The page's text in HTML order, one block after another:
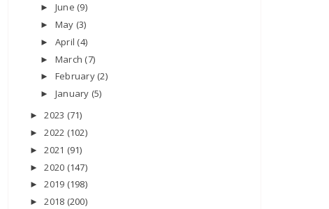
► June (9)
► May (3)
► April (4)
► March (7)
► February (2)
► January (5)
►2023 (71)
►2022 (102)
►2021 (91)
►2020 (147)
►2019 (198)
►2018 (200)